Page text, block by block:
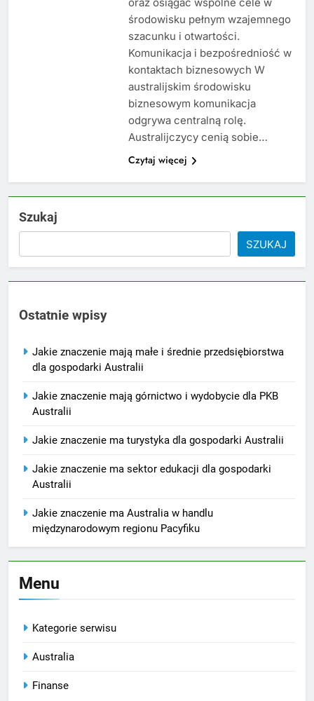
środowisku pełnym wzajemnego
szacunku i otwartości.
Komunikacja i bezpośredniość w
kontaktach biznesowych W
australijskim środowisku
biznesowym komunikacja
odgrywa centralną rolę.
Australijczycy cenią sobie…
Czytaj więcej
Szukaj
SZUKAJ
Ostatnie wpisy
Jakie znaczenie mają małe i średnie przedsiębiorstwa
dla gospodarki Australii
Jakie znaczenie mają górnictwo i wydobycie dla PKB
Australii
Jakie znaczenie ma turystyka dla gospodarki Australii
Jakie znaczenie ma sektor edukacji dla gospodarki
Australii
Jakie znaczenie ma Australia w handlu
międzynarodowym regionu Pacyfiku
Menu
Kategorie serwisu
Australia
Finanse